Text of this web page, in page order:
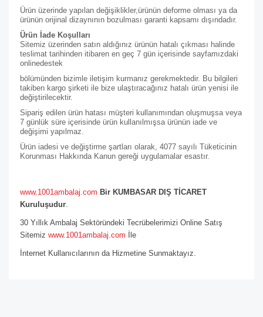
Ürün üzerinde yapılan değişiklikler,ürünün deforme olması ya da
ürünün orijinal dizaynının bozulması garanti kapsamı dışındadır.
Ürün İade Koşulları
Sitemiz üzerinden satın aldığınız ürünün hatalı çıkması halinde
teslimat tarihinden itibaren en geç 7 gün içerisinde sayfamızdaki
onlinedestek
bölümünden bizimle iletişim kurmanız gerekmektedir. Bu bilgileri
takiben kargo şirketi ile bize ulaştıracağınız hatalı ürün yenisi ile
değiştirilecektir.
Sipariş edilen ürün hatası müşteri kullanımından oluşmuşsa veya
7 günlük süre içerisinde ürün kullanılmışsa ürünün iade ve
değişimi yapılmaz.
Ürün iadesi ve değiştirme şartları olarak, 4077 sayılı Tüketicinin
Korunması Hakkında Kanun gereği uygulamalar esastır.
www.1001ambalaj.com Bir KUMBASAR DIŞ TİCARET
Kuruluşudur.
30 Yıllık Ambalaj Sektöründeki Tecrübelerimizi Online Satış
Sitemiz www.1001ambalaj.com İle
İnternet Kullanıcılarının da Hizmetine Sunmaktayız.